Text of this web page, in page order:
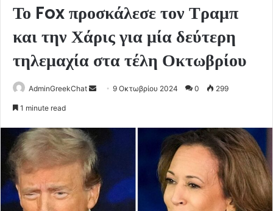
Το Fox προσκάλεσε τον Τραμπ
και την Χάρις για μία δεύτερη
τηλεμαχία στα τέλη Οκτωβρίου
AdminGreekChat
Send9 Οκτωβρίου 2024 0 299
1 minute read